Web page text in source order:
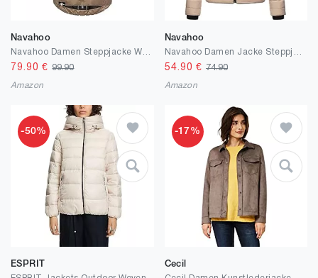
Navahoo
79.90 €99.90
Amazon
Navahoo
54.90 € 74.90
Amazon
-50%
ESPRIT
-17%
Cecil